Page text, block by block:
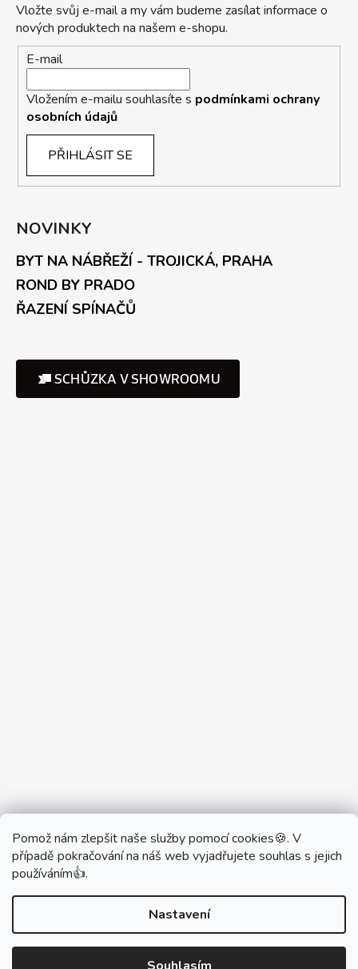
Pomož nám zlepšit naše služby pomocí cookies🍪. V
případě pokračování na náš web vyjadřujete souhlas s jejich
používáním👍.
Nastavení
Vložte svůj e-mail a my vám budeme zasílat informace o
nových produktech na našem e-shopu.
E-mail
Vložením e-mailu souhlasíte s podmínkami ochrany
osobních údajů
PŘIHLÁSIT SE
NOVINKY
BYT NA NÁBŘEŽÍ - TROJICKÁ, PRAHA
ROND BY PRADO
ŘAZENÍ SPÍNAČŮ
SCHŮZKA V SHOWROOMU
Partner Showroom MONOBRAND
Partner Eshop Monobrand.online
Vytvořil Shoptet